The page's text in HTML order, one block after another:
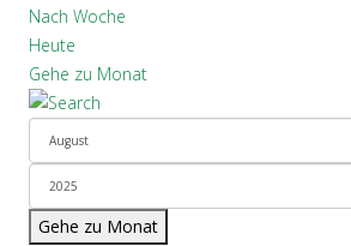
Nach Woche
Heute
Gehe zu Monat
Gehe zu Monat